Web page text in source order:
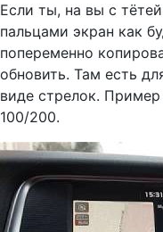
Если ты, на вы с
пальцами экран как
попеременно
обновить. Там есть
виде стрелок.
100/200.